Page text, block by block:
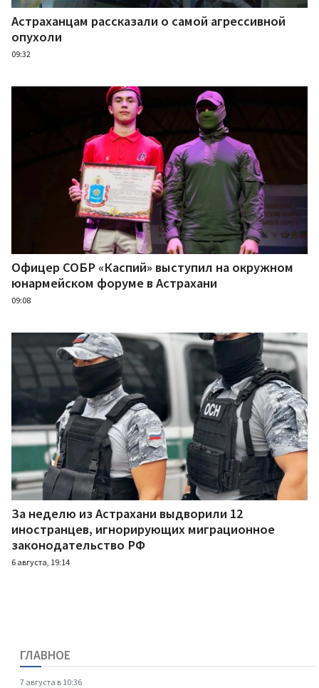
Астраханцам рассказали о самой агрессивной
опухоли
09:32
Офицер СОБР «Каспий» выступил на окружном
юнармейском форуме в Астрахани
09:08
За неделю из Астрахани выдворили 12
иностранцев, игнорирующих миграционное
законодательство РФ
6 августа, 19:14
ГЛАВНОЕ
7 августа в 10:36